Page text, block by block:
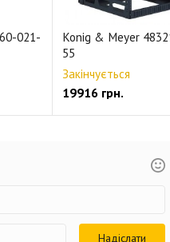
021-
Konig & Meyer
55
Закінчується
19916 грн.